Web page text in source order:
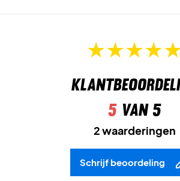
5van 5
2 waarderingen
Schrijf beoordeling